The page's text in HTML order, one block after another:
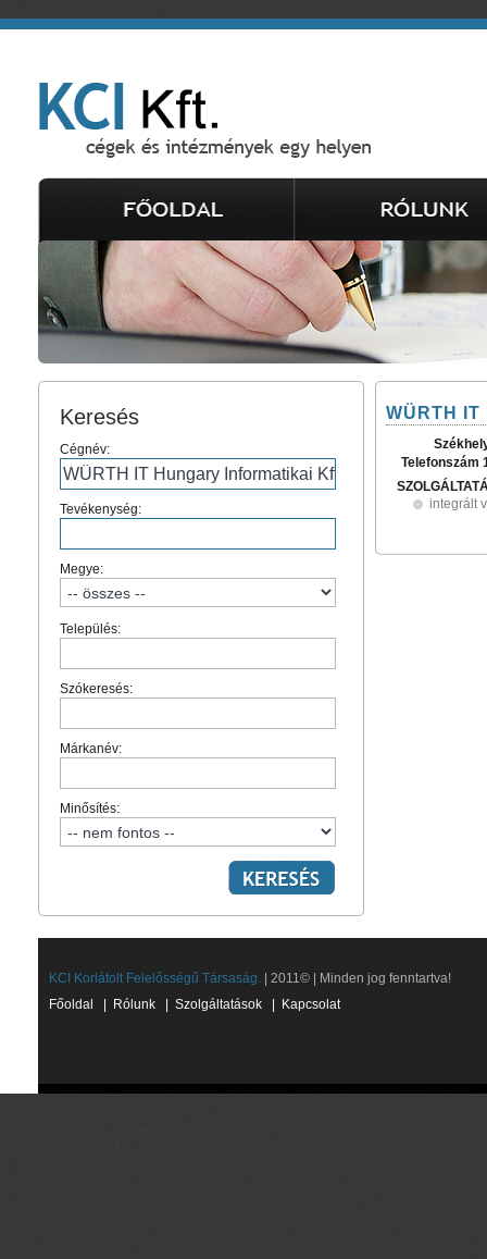
Keresés
Cégnév:
Tevékenység:
Megye:
Település:
Szókeresés:
Márkanév:
Minősítés:
WÜRTH
Telefonszám
integrált
KCI Korlátolt Felelősségű Társaság. | 2011© | Minden jog fenntartva!
Főoldal
Rólunk Szolgáltatások Kapcsolat